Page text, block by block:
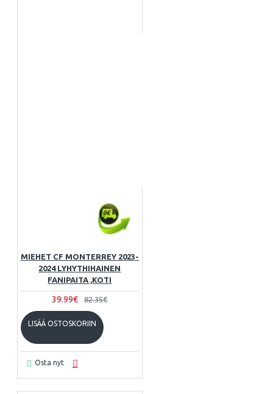
MIEHET CF MONTERREY 2023-
2024 LYHYTHIHAINEN
FANIPAITA ,KOTI
39.99€ 82.35€
LISÄÄ OSTOSKORIIN
Osta nyt